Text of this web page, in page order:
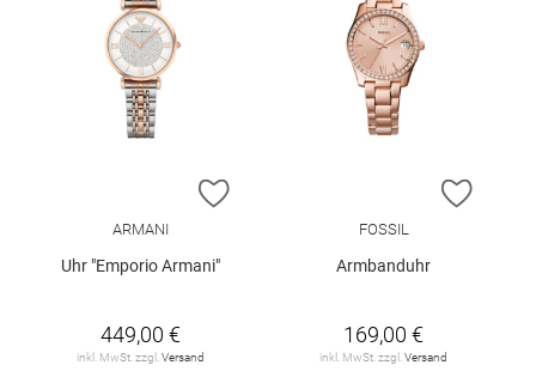
ZUR WUNSCHLISTE HINZUFÜGEN
ARMANI
Uhr "Emporio Armani"
449,00 €
inkl. MwSt. zzgl. Versand
ZUR
FOSSIL
Armbanduhr
169,00 €
inkl. MwSt. zzgl. Versand